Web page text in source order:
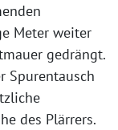
Meter weiter
gedrängt.
Spurentausch
des Plärrers.